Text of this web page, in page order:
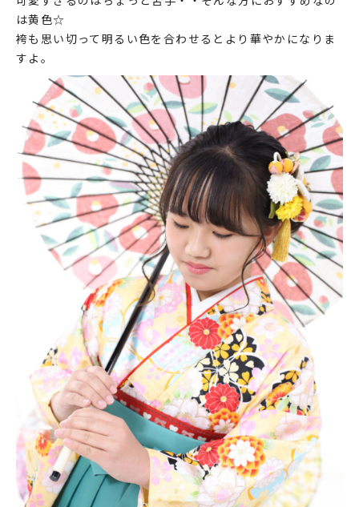
は黄色☆
袴も思い切って明るい色を合わせるとより華やかになりま
すよ。